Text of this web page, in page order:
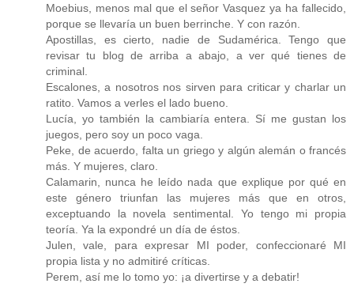
Moebius, menos mal que el señor Vasquez ya ha fallecido,
porque se llevaría un buen berrinche. Y con razón.
Apostillas, es cierto, nadie de Sudamérica. Tengo que
revisar tu blog de arriba a abajo, a ver qué tienes de
criminal.
Escalones, a nosotros nos sirven para criticar y charlar un
ratito. Vamos a verles el lado bueno.
Lucía, yo también la cambiaría entera. Sí me gustan los
juegos, pero soy un poco vaga.
Peke, de acuerdo, falta un griego y algún alemán o francés
más. Y mujeres, claro.
Calamarin, nunca he leído nada que explique por qué en
este género triunfan las mujeres más que en otros,
exceptuando la novela sentimental. Yo tengo mi propia
teoría. Ya la expondré un día de éstos.
Julen, vale, para expresar MI poder, confeccionaré MI
propia lista y no admitiré críticas.
Perem, así me lo tomo yo: ¡a divertirse y a debatir!